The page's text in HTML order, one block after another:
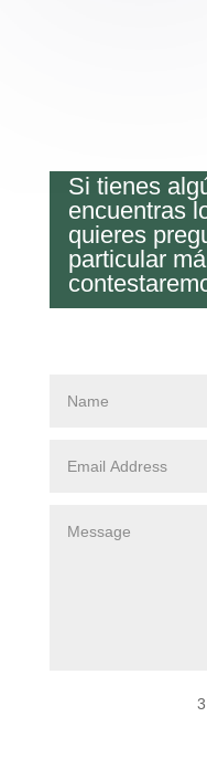
Si tienes
encuentras
quieres
particular